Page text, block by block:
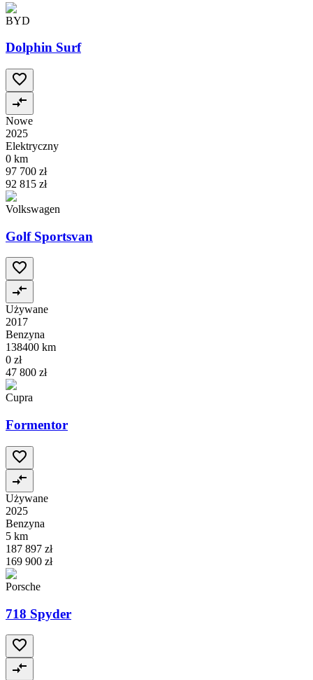
BYD
Dolphin Surf
Nowe
2025
Elektryczny
0 km
97 700 zł
92 815 zł
Volkswagen
Golf Sportsvan
Używane
2017
Benzyna
138400 km
0 zł
47 800 zł
Cupra
Formentor
Używane
2025
Benzyna
5 km
187 897 zł
169 900 zł
Porsche
718 Spyder